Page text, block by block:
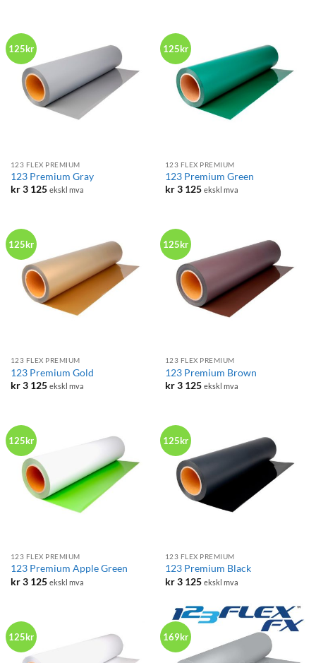
125kr
123 FLEX PREMIUM
123 Premium Gray
kr3 125 ekskl mva
125kr
123 FLEX PREMIUM
123 Premium Green
kr3 125 ekskl mva
125kr
123 FLEX PREMIUM
123 Premium Gold
kr3 125 ekskl mva
125kr
123 FLEX PREMIUM
123 Premium Brown
kr3 125 ekskl mva
125kr
123 FLEX PREMIUM
123 Premium Apple Green
kr3 125 ekskl mva
125kr
123 FLEX PREMIUM
123 Premium Black
kr3 125 ekskl mva
125kr 169kr